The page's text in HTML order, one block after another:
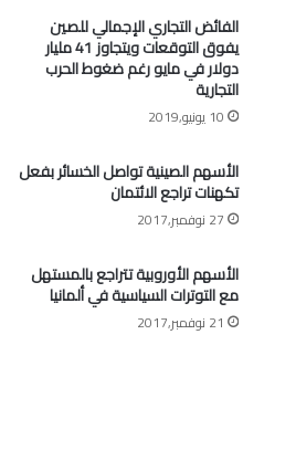
الفائض التجاري الإجمالي للصين
يفوق التوقعات ويتجاوز 41 مليار
دولار في مايو رغم ضغوط الحرب
التجارية
10 يونيو,2019
الأسهم الصينية تواصل الخسائر بفعل
تكهنات تراجع الائتمان
27 نوفمبر,2017
الأسهم الأوروبية تتراجع بالمستهل
مع التوترات السياسية في ألمانيا
21 نوفمبر,2017